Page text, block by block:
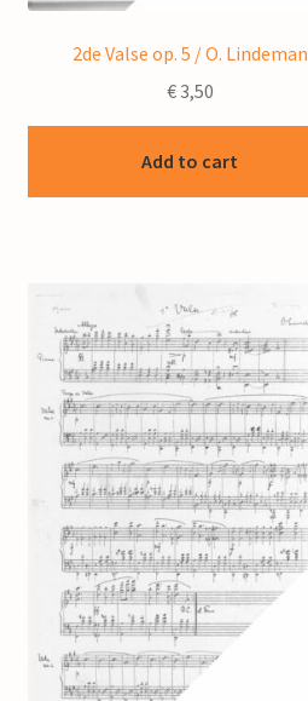
2de Valse op. 5 / O. Lindeman
€3,50
Add to cart